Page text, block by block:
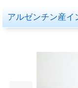
アルゼンチン産